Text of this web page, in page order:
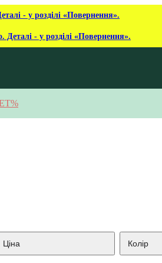
- у розділі «Повернення».
Деталі - у розділі «Повернення».
Ціна Колір